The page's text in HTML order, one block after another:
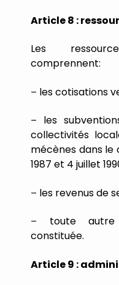
Article8 :
Les
comprennent:
– lescotisations
– les
collectivités
mécènes dans le
1987 et 4 juillet
– les revenusde
– toute autre
constituée.
Article9 :